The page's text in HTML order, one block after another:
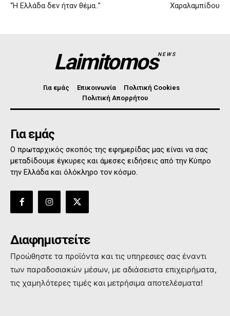
“Η Ελλάδα δεν ήταν θέμα..”
Χαραλαμπίδου
LaimitomosNEWS
Για εμάς Επικοινωνία
Πολιτική Cookies
Πολιτική Απορρήτου
Για εμάς
Ο πρωταρχικός σκοπός της εφημερίδας μας είναι να σας
μεταδίδουμε έγκυρες και άμεσες ειδήσεις από την Κύπρο
την Ελλάδα και όλόκληρο τον κόσμο.
Διαφημιστείτε
Προώθηστε τα προϊόντα και τις υπηρεσιες σας έναντι
των παραδοσιακών μέσων, με αδιάσειστα επιχειρήματα,
τις χαμηλότερες τιμές και μετρήσιμα αποτελέσματα!